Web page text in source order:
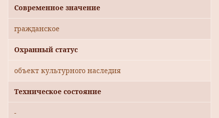
Современное значение
гражданское
Охранный статус
объект культурного наследия
Техническое состояние
-